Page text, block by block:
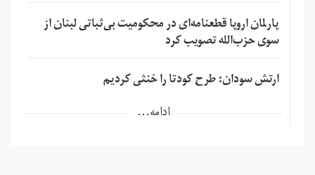
پارلمان اروپا قطعنامه‌ای در محکومیت بی‌ثباتی لبنان از
سوی حزب‌الله تصویب کرد
ارتش سودان: طرح کودتا را خنثی کردیم
ادامه...